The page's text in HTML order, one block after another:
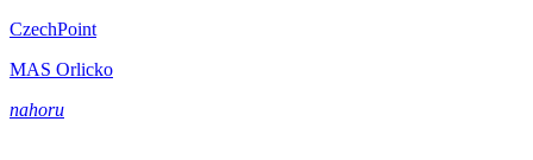
CzechPoint
MAS Orlicko
nahoru